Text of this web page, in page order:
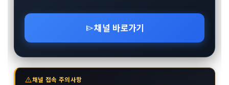
send채널 바로가기
warning채널 접속 주의사항